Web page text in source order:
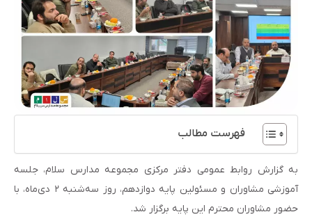
فهرست مطالب
به گزارش روابط عمومی دفتر مرکزی مجموعه مدارس سلام، جلسه
آموزشی مشاوران و مسئولین پایه دوازدهم، روز سه‌شنبه ۲ دی‌ماه، با
حضور مشاوران محترم این پایه برگزار شد.